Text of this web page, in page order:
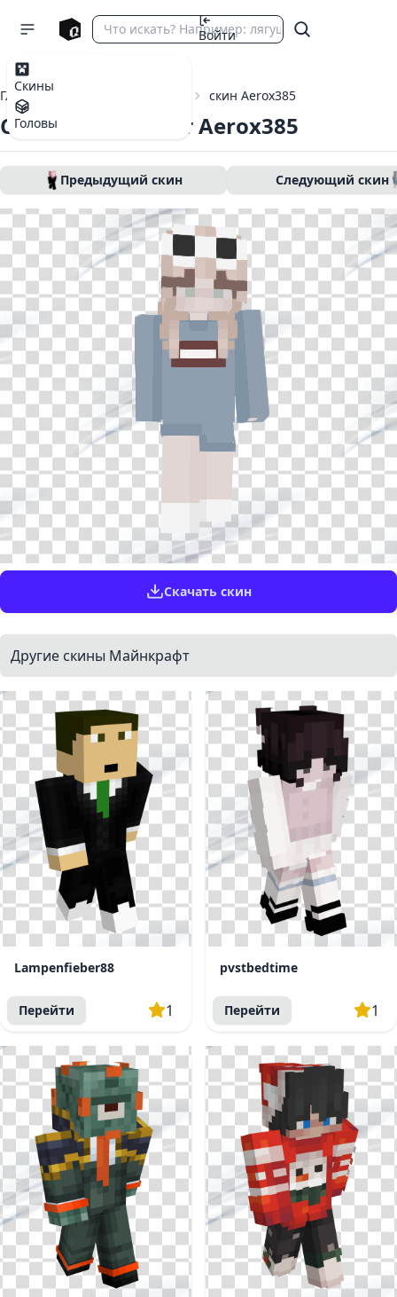
Скины
Головы
Войти
Главная скин Aerox385
Скин Майнкрафт Aerox385
Предыдущий скин Следующий скин
Скачать скин
Другие скины Майнкрафт
Lampenfieber88
Перейти 1
pvstbedtime
Перейти 1